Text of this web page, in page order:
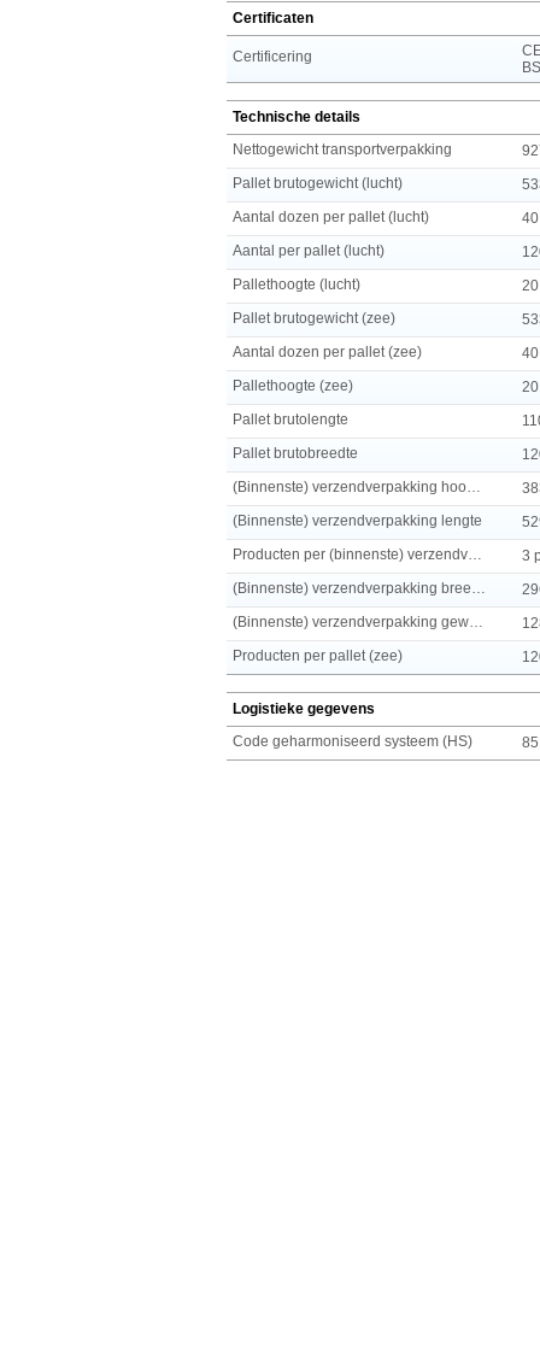
Certificaten
Certificering
Technische details
Nettogewicht transportverpakking
Pallet brutogewicht (lucht)
Aantal dozen per pallet (lucht)
40
Aantal per pallet (lucht)
Pallethoogte (lucht)
Pallet brutogewicht (zee)
Aantal dozen per pallet (zee)
40
Pallethoogte (zee)
Pallet brutolengte
Pallet brutobreedte
(Binnenste) verzendverpakking lengte
3
Producten per pallet (zee)
Logistieke gegevens
Code geharmoniseerd systeem (HS)